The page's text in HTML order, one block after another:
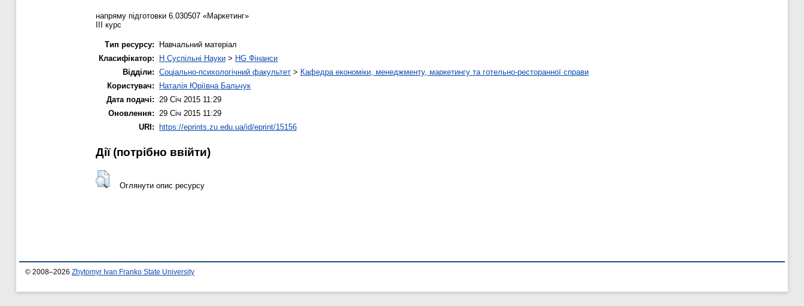
напряму підготовки 6.030507 «Маркетинг»
ІІІ курс
Тип ресурсу:
Навчальний матеріал
Класифікатор:
H Суспільні Науки > HG Фінанси
Відділи: Соціально-психологічний факультет > Кафедра економіки, менеджменту, маркетингу та готельно-ресторанної справи
Користувач:
Наталія Юріївна Бальчук
Дата подачі:
29 Січ 2015 11:29
Оновлення:
29 Січ 2015 11:29
URI: https://eprints.zu.edu.ua/id/eprint/15156
Дії ​​(потрібно ввійти)
Оглянути опис ресурсу
© 2008–2026 Zhytomyr Ivan Franko State University